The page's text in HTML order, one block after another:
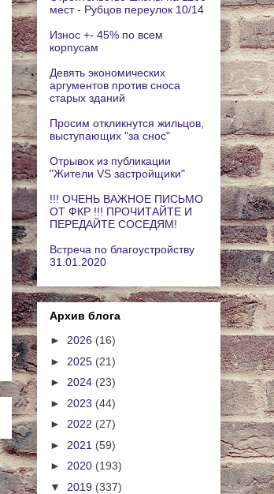
мест - Рубцов переулок 10/14
Износ +- 45% по всем
корпусам
Девять экономических
аргументов против сноса
старых зданий
Просим откликнутся жильцов,
выступающих "за снос"
Отрывок из публикации
"Жители VS застройщики"
!!! ОЧЕНЬ ВАЖНОЕ ПИСЬМО
ОТ ФКР !!! ПРОЧИТАЙТЕ И
ПЕРЕДАЙТЕ СОСЕДЯМ!
Встреча по благоустройству
31.01.2020
Архив блога
► 2026 (16)
► 2025 (21)
► 2024 (23)
► 2023 (44)
► 2022 (27)
► 2021 (59)
► 2020 (193)
▼ 2019 (337)